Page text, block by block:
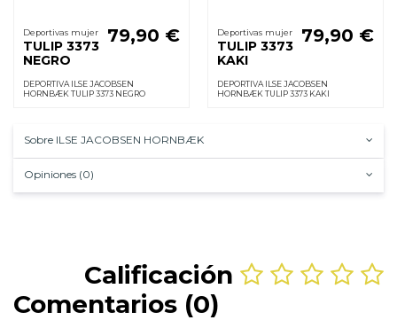
Deportivas mujer
TULIP 3373
NEGRO
79,90 €
DEPORTIVA ILSE JACOBSEN
HORNBÆK TULIP 3373 NEGRO
Deportivas mujer
TULIP 3373
KAKI
79,90 €
DEPORTIVA ILSE JACOBSEN
HORNBÆK TULIP 3373 KAKI
Sobre ILSE JACOBSEN HORNBÆK
Opiniones (0)
Calificación
Comentarios (0)